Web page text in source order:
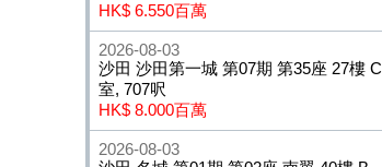
HK$ 6.550百萬
2026-08-03
沙田 沙田第一城 第07期 第35座 27樓 C
室, 707呎
HK$ 8.000百萬
2026-08-03